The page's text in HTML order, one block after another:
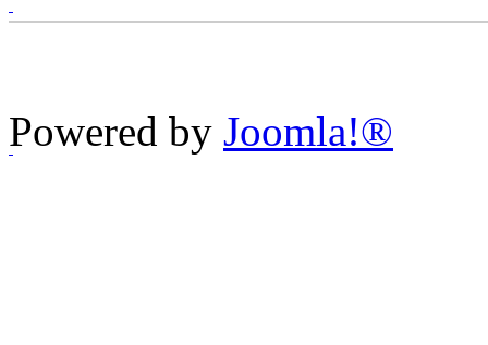
Powered by Joomla!®